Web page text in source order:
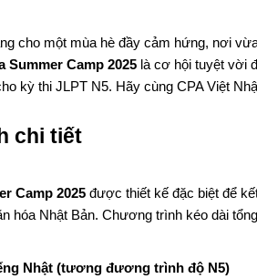
cho một mùa hè đầy cảm hứng, nơi
Summer Camp 2025 là cơ hội tuyệt vời
kỳ thi JLPT N5. Hãy cùng CPA Việt
chi tiết
Camp 2025 được thiết kế đặc biệt để
hóa Nhật Bản. Chương trình kéo dài
Nhật (tương đương trình độ N5)